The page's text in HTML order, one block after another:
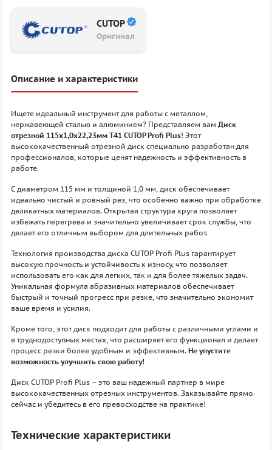
CUTOP
Оригинал
Описание и характеристики
Ищете идеальный инструмент для работы с металлом,
нержавеющей сталью и алюминием? Представляем вам Диск
отрезной 115х1,0х22,23мм Т41 CUTOP Profi Plus! Этот
высококачественный отрезной диск специально разработан для
профессионалов, которые ценят надежность и эффективность в
работе.
С диаметром 115 мм и толщиной 1,0 мм, диск обеспечивает
идеально чистый и ровный рез, что особенно важно при обработке
деликатных материалов. Открытая структура круга позволяет
избежать перегрева и значительно увеличивает срок службы, что
делает его отличным выбором для длительных работ.
Технология производства диска CUTOP Profi Plus гарантирует
высокую прочность и устойчивость к износу, что позволяет
использовать его как для легких, так и для более тяжелых задач.
Уникальная формула абразивных материалов обеспечивает
быстрый и точный прогресс при резке, что значительно экономит
ваше время и усилия.
Кроме того, этот диск подходит для работы с различными углами и
в труднодоступных местах, что расширяет его функционал и делает
процесс резки более удобным и эффективным. Не упустите
возможность улучшить свою работу!
Диск CUTOP Profi Plus – это ваш надежный партнер в мире
высококачественных отрезных инструментов. Заказывайте прямо
сейчас и убедитесь в его превосходстве на практике!
Технические характеристики